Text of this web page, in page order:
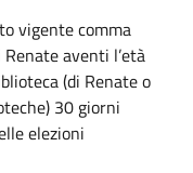
vigente comma
aventi l’età
(di Renate o
30 giorni
elezioni